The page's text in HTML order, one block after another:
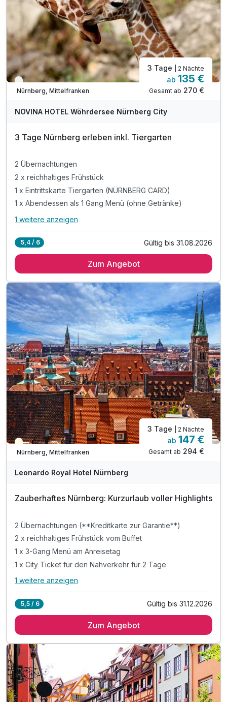
Nur noch bis August
Nürnberg, Mittelfranken
3 Tage | 2 Nächte
ab 135 €
Gesamt ab 270 €
NOVINA HOTEL Wöhrdersee Nürnberg City
3 Tage Nürnberg erleben inkl. Tiergarten
2 Übernachtungen
2 x reichhaltiges Frühstück
1 x Eintrittskarte Tiergarten (NÜRNBERG CARD)
1 x Abendessen als 1 Gang Menü (ohne Getränke)
Alle Inklusivleistungen
2 x reichhaltiges Frühstück
1 x Abendessen als 1 Gang Menü (ohne Getränke)
inkl. Informationsmappe mit Stadtplan
1 weitere anzeigen
5,4 / 6 Gültig bis 31.08.2026
Zum Angebot
Teilweise ausgelastet
Nürnberg, Mittelfranken
3 Tage | 2 Nächte
ab 147 €
Gesamt ab 294 €
Leonardo Royal Hotel Nürnberg
Zauberhaftes Nürnberg: Kurzurlaub voller Highlights
2 Übernachtungen (**Kreditkarte zur Garantie**)
2 x reichhaltiges Frühstück vom Buffet
1 x 3-Gang Menü am Anreisetag
1 x City Ticket für den Nahverkehr für 2 Tage
Alle Inklusivleistungen
2 x reichhaltiges Frühstück vom Buffet
1 x City Ticket für den Nahverkehr für 2 Tage
1 x Welcome Drink im Hotel
1 weitere anzeigen
5,5 / 6 Gültig bis 31.12.2026
Zum Angebot